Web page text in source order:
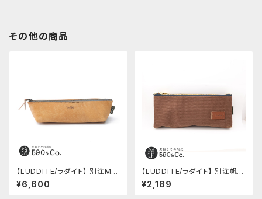
その他の商品
【LUDDITE/ラダイト】 別注MAY
Aレザーボートペンケース (コニ
ャック)
¥6,600
【LUDDITE/ラダイト】 別注帆布
ベンディペンケース (コーヒー)
¥2,189